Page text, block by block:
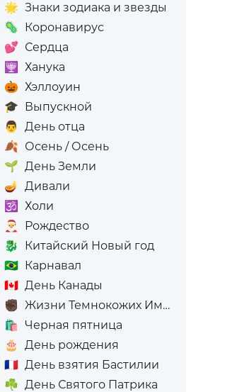
🌟 Знаки зодиака и звезды
🦠 Коронавирус
💕 Сердца
🕎
Ханука
🎃 Хэллоуин
🎓 Выпускной
👨 День отца
🍂 Осень / Осень
🌱 День Земли
🪔 Дивали
🕉️
Холи
🎅
Рождество
🐉
Китайский Новый год
🇧🇷 Карнавал
🇨🇦 День Канады
✊🏿 Жизни Темнокожих Имеют Значение
🛍️
Черная пятница
🎂
День рождения
🇫🇷 День взятия Бастилии
☘️ День Святого Патрика